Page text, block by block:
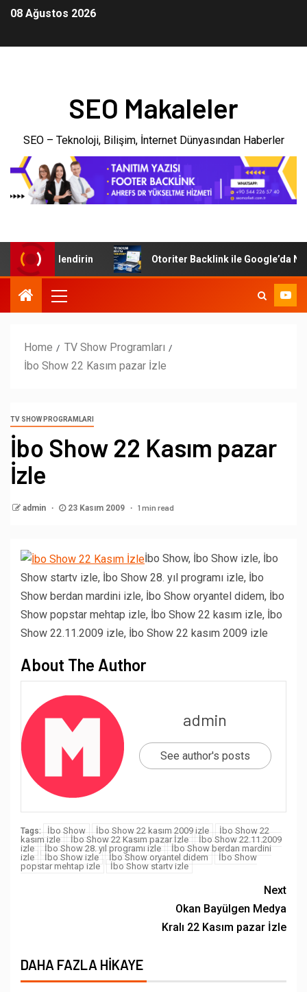
08 Ağustos 2026
SEO Makaleler
SEO – Teknoloji, Bilişim, İnternet Dünyasından Haberler
Güçlendirin Otoriter Backlink ile Google’da Nasıl
Home
TV Show Programları
İbo Show 22 Kasım pazar İzle
TV SHOW PROGRAMLARI
İbo Show 22 Kasım pazar
İzle
admin 23 Kasım 2009 1 min read
İbo Show, İbo Show izle, İbo
Show startv izle, İbo Show 28. yıl programı izle, İbo
Show berdan mardini izle, İbo Show oryantel didem, İbo
Show popstar mehtap izle, İbo Show 22 kasım izle, İbo
Show 22.11.2009 izle, İbo Show 22 kasım 2009 izle
About The Author
admin
See author's posts
Tags: İbo Show İbo Show 22 kasım 2009 izle
İbo Show 22
kasım izle
İbo Show 22 Kasım pazar İzle
İbo Show 22.11.2009
izle
İbo Show 28. yıl programı izle
İbo Show berdan mardini
izle
İbo Show izle İbo Show oryantel didem
İbo Show
popstar mehtap izle
İbo Show startv izle
Next
Okan Bayülgen Medya
Kralı 22 Kasım pazar İzle
DAHA FAZLA HIKAYE